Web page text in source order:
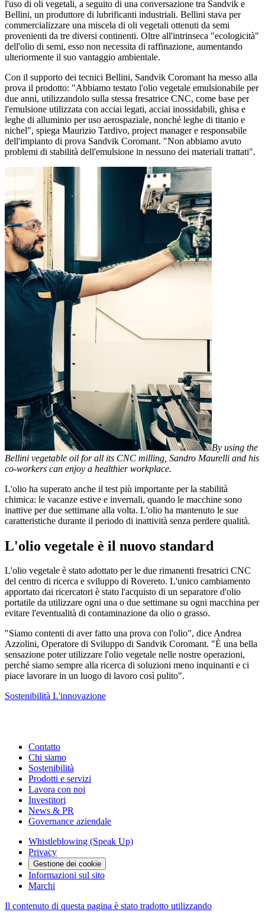
l'uso di oli vegetali, a seguito di una conversazione tra Sandvik e
Bellini, un produttore di lubrificanti industriali. Bellini stava per
commercializzare una miscela di oli vegetali ottenuti da semi
provenienti da tre diversi continenti. Oltre all'intrinseca "ecologicità"
dell'olio di semi, esso non necessita di raffinazione, aumentando
ulteriormente il suo vantaggio ambientale.
Con il supporto dei tecnici Bellini, Sandvik Coromant ha messo alla
prova il prodotto: "Abbiamo testato l'olio vegetale emulsionabile per
due anni, utilizzandolo sulla stessa fresatrice CNC, come base per
l'emulsione utilizzata con acciai legati, acciai inossidabili, ghisa e
leghe di alluminio per uso aerospaziale, nonché leghe di titanio e
nichel", spiega Maurizio Tardivo, project manager e responsabile
dell'impianto di prova Sandvik Coromant. "Non abbiamo avuto
problemi di stabilità dell'emulsione in nessuno dei materiali trattati".
By using the
Bellini vegetable oil for all its CNC milling, Sandro Maurelli and his
co-workers can enjoy a healthier workplace.
L'olio ha superato anche il test più importante per la stabilità
chimica: le vacanze estive e invernali, quando le macchine sono
inattive per due settimane alla volta. L'olio ha mantenuto le sue
caratteristiche durante il periodo di inattività senza perdere qualità.
L'olio vegetale è il nuovo standard
L'olio vegetale è stato adottato per le due rimanenti fresatrici CNC
del centro di ricerca e sviluppo di Rovereto. L'unico cambiamento
apportato dai ricercatori è stato l'acquisto di un separatore d'olio
portatile da utilizzare ogni una o due settimane su ogni macchina per
evitare l'eventualità di contaminazione da olio o grasso.
"Siamo contenti di aver fatto una prova con l'olio", dice Andrea
Azzolini, Operatore di Sviluppo di Sandvik Coromant. "È una bella
sensazione poter utilizzare l'olio vegetale nelle nostre operazioni,
perché siamo sempre alla ricerca di soluzioni meno inquinanti e ci
piace lavorare in un luogo di lavoro così pulito".
Sostenibilità L'innovazione
Contatto
Chi siamo
Sostenibilità
Prodotti e servizi
Lavora con noi
Investitori
News & PR
Governance aziendale
Whistleblowing (Speak Up)
Privacy
Gestione dei cookie
Informazioni sul sito
Marchi
Il contenuto di questa pagina è stato tradotto utilizzando